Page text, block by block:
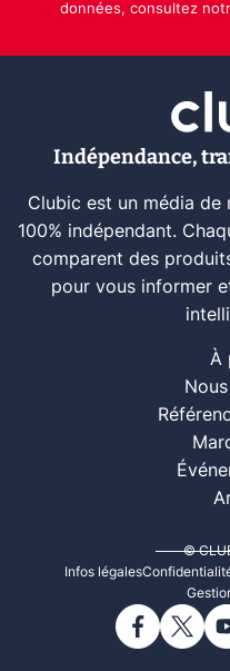
données, consultez
Indépendance,
Clubic est un média
100% indépendant.
comparent des
pour vous informer
À
©
Infos légales